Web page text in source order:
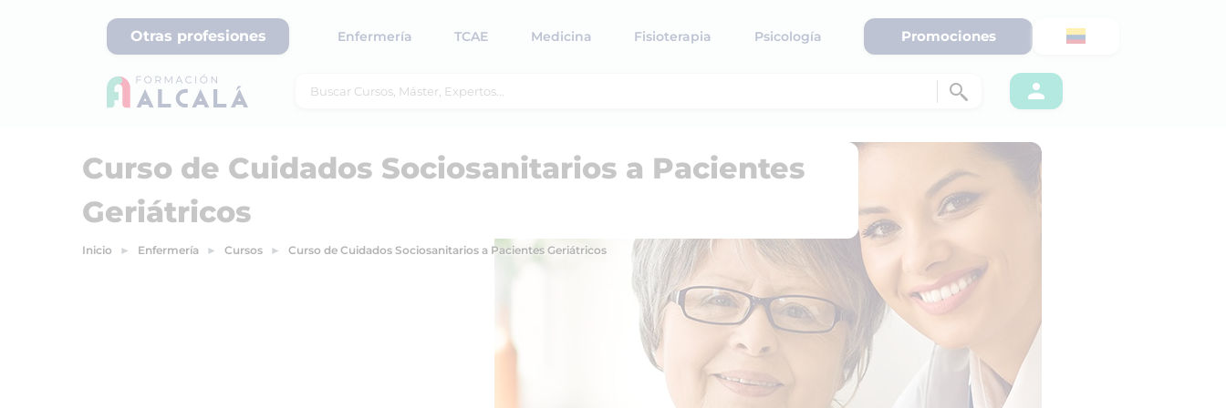
Otras profesiones Enfermería TCAE Medicina Fisioterapia Psicología Promociones
Curso de Cuidados Sociosanitarios a Pacientes
Geriátricos
Inicio Enfermería Cursos Curso de Cuidados Sociosanitarios a Pacientes Geriátricos